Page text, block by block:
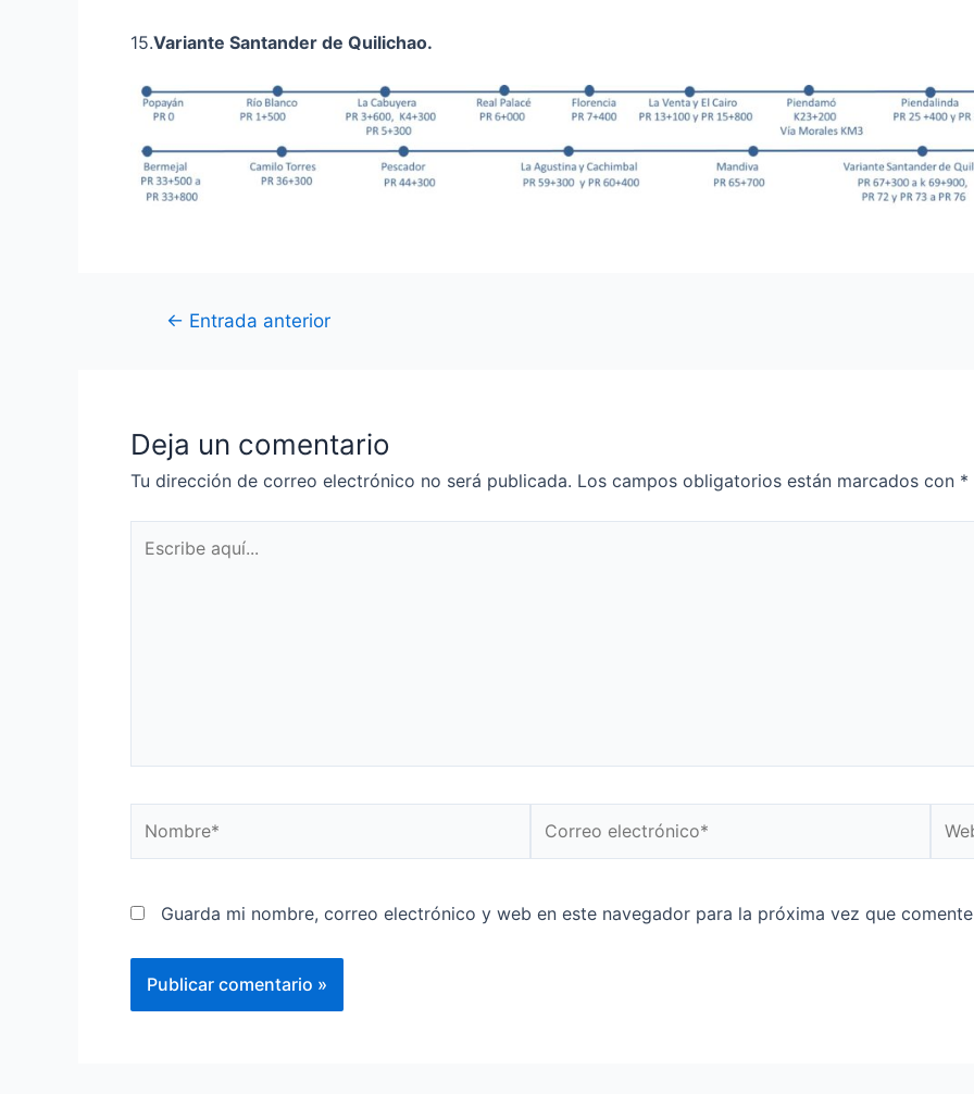
15.Variante Santander de Quilichao.
← Entrada anterior
Deja un comentario
Tu dirección de correo electrónico no será publicada. Los campos obligatorios están marcados con *
Guarda mi nombre, correo electrónico y web en este navegador para la próxima vez que